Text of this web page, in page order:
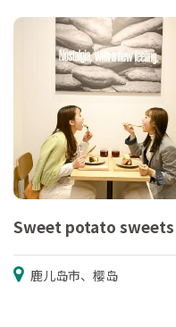
Sweet potato sweets
鹿儿岛市、樱岛